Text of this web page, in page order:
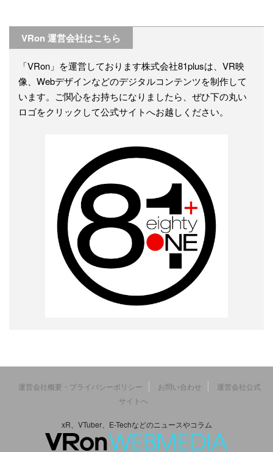
VRon 運営会社はこちら
「VRon」を運営しております株式会社81plusは、VR映
像、Webデザインなどのデジタルコンテンツを制作して
います。ご関心をお持ちになりましたら、ぜひ下の丸い
ロゴをクリックして公式サイトへお越しください。
運営会社概要・プライバシーポリシー お問い合わせ
運営会社公式
サイトへ
xR、VTuber、E-Techなどのニュースやコラム